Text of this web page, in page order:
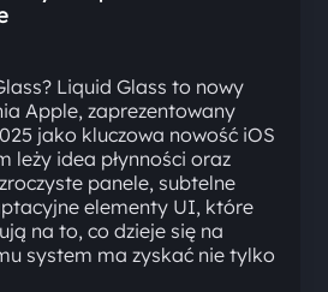
Liquid Glass to nowy
Apple, zaprezentowany
jako kluczowa nowość iOS
leży idea płynności oraz
panele, subtelne
elementy UI, które
na to, co dzieje się na
system ma zyskać nie tylko